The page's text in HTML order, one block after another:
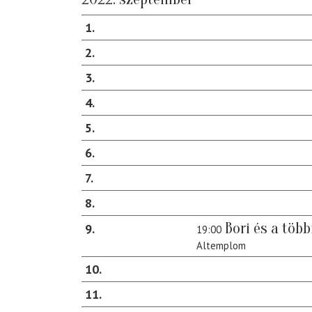
1
2
3
4
5
6
7
8
9
19:00 Bori és a
Altemplom
10
11